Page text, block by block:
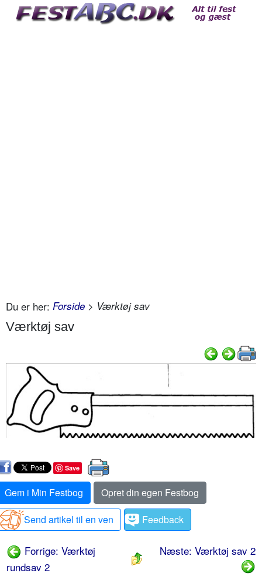
Du er her: Forside > Værktøj sav
Værktøj sav
Save
Gem i Min Festbog
Opret din egen Festbog
Send artikel til en ven
Feedback
Forrige: Værktøj
rundsav 2
Næste: Værktøj sav 2